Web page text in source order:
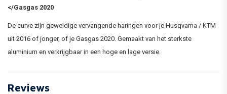
</Gasgas 2020
De curve zijn geweldige vervangende haringen voor je Husqvarna / KTM
uit 2016 of jonger, of je Gasgas 2020. Gemaakt van het sterkste
aluminium en verkrijgbaar in een hoge en lage versie.
Reviews